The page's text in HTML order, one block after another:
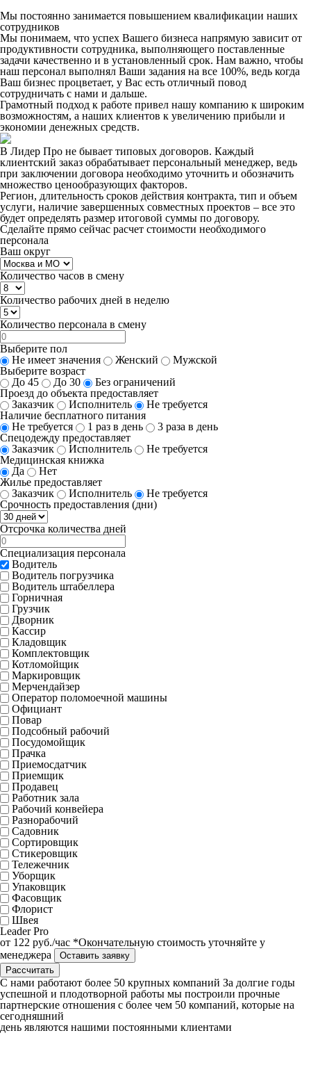
Мы постоянно занимается повышением квалификации наших
сотрудников
Мы понимаем, что успех Вашего бизнеса напрямую зависит от
продуктивности сотрудника, выполняющего поставленные
задачи качественно и в установленный срок. Нам важно, чтобы
наш персонал выполнял Ваши задания на все 100%, ведь когда
Ваш бизнес процветает, у Вас есть отличный повод
сотрудничать с нами и дальше.
Грамотный подход к работе привел нашу компанию к широким
возможностям, а наших клиентов к увеличению прибыли и
экономии денежных средств.
В Лидер Про не бывает типовых договоров. Каждый
клиентский заказ обрабатывает персональный менеджер, ведь
при заключении договора необходимо уточнить и обозначить
множество ценообразующих факторов.
Регион, длительность сроков действия контракта, тип и объем
услуги, наличие завершенных совместных проектов – все это
будет определять размер итоговой суммы по договору.
Сделайте прямо сейчас расчет стоимости необходимого
персонала
Ваш округ
Количество часов в смену
Количество рабочих дней в неделю
Количество персонала в смену
Выберите пол
Не имеет значения
Женский
Мужской
Выберите возраст
До 45
До 30
Без ограничений
Проезд до объекта предоставляет
Заказчик
Исполнитель
Не требуется
Наличие бесплатного питания
Не требуется
1 раз в день
3 раза в день
Спецодежду предоставляет
Заказчик
Исполнитель
Не требуется
Медицинская книжка
Да
Нет
Жилье предоставляет
Заказчик
Исполнитель
Не требуется
Срочность предоставления (дни)
Отсрочка количества дней
Специализация персонала
Водитель
Водитель погрузчика
Водитель штабеллера
Горничная
Грузчик
Дворник
Кассир
Кладовщик
Комплектовщик
Котломойщик
Маркировщик
Мерчендайзер
Оператор поломоечной машины
Официант
Повар
Подсобный рабочий
Посудомойщик
Прачка
Приемосдатчик
Приемщик
Продавец
Работник зала
Рабочий конвейера
Разнорабочий
Садовник
Сортировщик
Стикеровщик
Тележечник
Уборщик
Упаковщик
Фасовщик
Флорист
Швея
Leader Pro
от 122 руб./час *Окончательную стоимость уточняйте у
менеджера
Оставить заявку
Рассчитать
C нами работают более 50 крупных компаний За долгие годы
успешной и плодотворной работы мы построили прочные
партнерские отношения с более чем 50 компаний, которые на
сегодняшний
день являются нашими постоянными клиентами